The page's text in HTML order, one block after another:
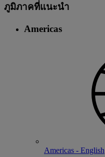
ภูมิภาคที่แนะนํา
Americas
Americas - English